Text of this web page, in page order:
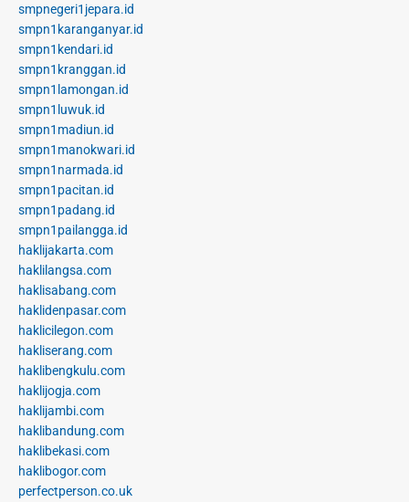
smpnegeri1jepara.id
smpn1karanganyar.id
smpn1kendari.id
smpn1kranggan.id
smpn1lamongan.id
smpn1luwuk.id
smpn1madiun.id
smpn1manokwari.id
smpn1narmada.id
smpn1pacitan.id
smpn1padang.id
smpn1pailangga.id
haklijakarta.com
haklilangsa.com
haklisabang.com
haklidenpasar.com
haklicilegon.com
hakliserang.com
haklibengkulu.com
haklijogja.com
haklijambi.com
haklibandung.com
haklibekasi.com
haklibogor.com
perfectperson.co.uk